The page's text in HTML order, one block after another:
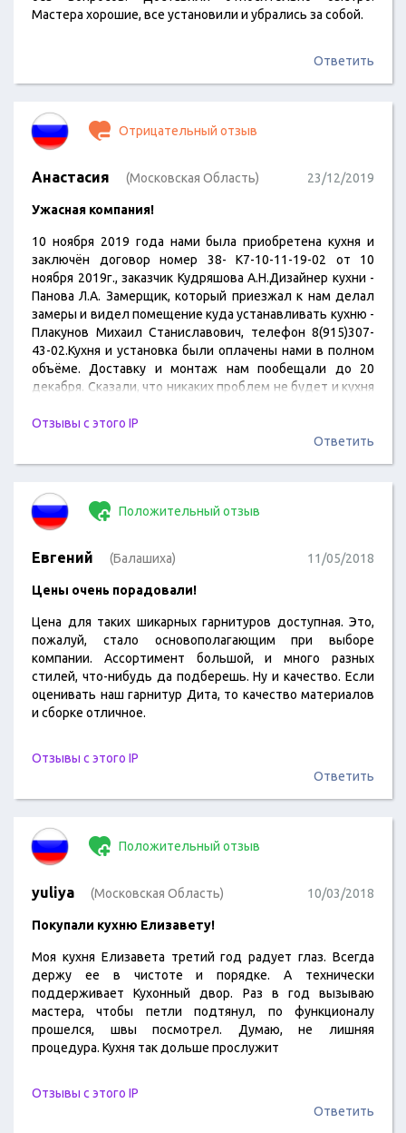
Мастера хорошие, все установили и убрались за собой.
Ответить
Отрицательный отзыв
Анастасия (Московская Область) 23/12/2019
Ужасная компания!
10 ноября 2019 года нами была приобретена кухня и
заключён договор номер 38- К7-10-11-19-02 от 10
ноября 2019г., заказчик Кудряшова А.Н.Дизайнер кухни -
Панова Л.А. Замерщик, который приезжал к нам делал
замеры и видел помещение куда устанавливать кухню -
Плакунов Михаил Станиславович, телефон 8(915)307-
43-02.Кухня и установка были оплачены нами в полном
объёме. Доставку и монтаж нам пообещали до 20
декабря. Сказали, что никаких проблем не будет и кухня
а именно до 20 декабря.17 декабря мне пришла смс о
том, что кухню привезут 19 декабря. Ее привезли,
Отзывы с этого IP
Ответить
Положительный отзыв
Евгений (Балашиха) 11/05/2018
Цены очень порадовали!
Цена для таких шикарных гарнитуров доступная. Это,
пожалуй, стало основополагающим при выборе
компании. Ассортимент большой, и много разных
стилей, что-нибудь да подберешь. Ну и качество. Если
оценивать наш гарнитур Дита, то качество материалов
и сборке отличное.
Отзывы с этого IP
Ответить
Положительный отзыв
yuliya (Московская Область) 10/03/2018
Покупали кухню Елизавету!
Моя кухня Елизавета третий год радует глаз. Всегда
держу ее в чистоте и порядке. А технически
поддерживает Кухонный двор. Раз в год вызываю
мастера, чтобы петли подтянул, по функционалу
прошелся, швы посмотрел. Думаю, не лишняя
процедура. Кухня так дольше прослужит
Отзывы с этого IP
Ответить